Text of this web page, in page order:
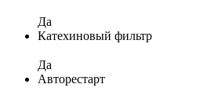
Да
Катехиновый фильтр
Да
Авторестарт